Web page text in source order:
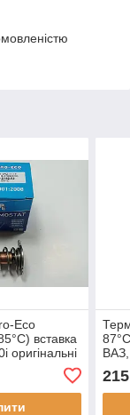
Eco
вставка
оригінальні
1306010
215